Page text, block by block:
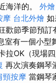
海洋的。 外燴
摩 台北外燴
歡節季節預訂
室有一個小型
拉OK（現場
再次演奏鋼琴
頸按摩 當鋼琴